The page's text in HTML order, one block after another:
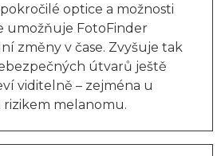
optice a možnosti
umožňuje FotoFinder
změny v čase. Zvyšuje tak
útvarů ještě
viditelně – zejména u
rizikem melanomu.